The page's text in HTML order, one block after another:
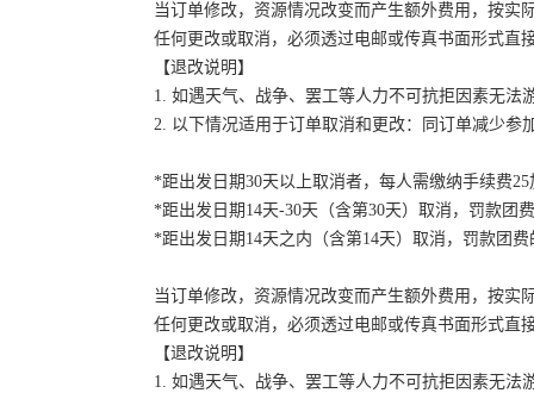
当订单修改，资源情况改变而产生额外费用，按实
任何更改或取消，必须透过电邮或传真书面形式直
【退改说明】
1. 如遇天气、战争、罢工等人力不可抗拒因素无
2. 以下情况适用于订单取消和更改：同订单减少
*距出发日期30天以上取消者，每人需缴纳手续费
*距出发日期14天-30天（含第30天）取消，罚款团
*距出发日期14天之内（含第14天）取消，罚款团费
当订单修改，资源情况改变而产生额外费用，按实
任何更改或取消，必须透过电邮或传真书面形式直
【退改说明】
1. 如遇天气、战争、罢工等人力不可抗拒因素无